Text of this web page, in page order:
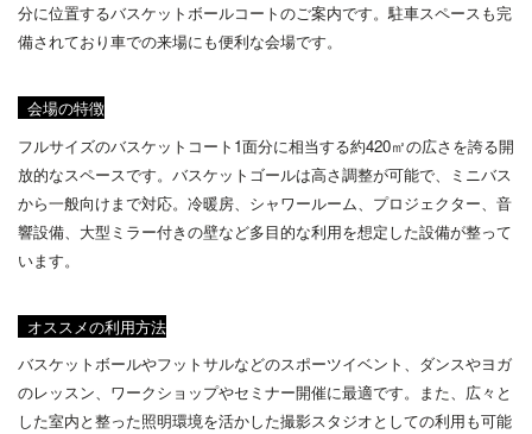
分に位置するバスケットボールコートのご案内です。駐車スペースも完
備されており車での来場にも便利な会場です。
会場の特徴
フルサイズのバスケットコート1面分に相当する約420㎡の広さを誇る開
放的なスペースです。バスケットゴールは高さ調整が可能で、ミニバス
から一般向けまで対応。冷暖房、シャワールーム、プロジェクター、音
響設備、大型ミラー付きの壁など多目的な利用を想定した設備が整って
います。
オススメの利用方法
バスケットボールやフットサルなどのスポーツイベント、ダンスやヨガ
のレッスン、ワークショップやセミナー開催に最適です。また、広々と
した室内と整った照明環境を活かした撮影スタジオとしての利用も可能